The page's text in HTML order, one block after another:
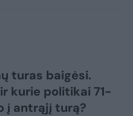
turas baigėsi.
kurie politikai 71-
į antrąjį turą?